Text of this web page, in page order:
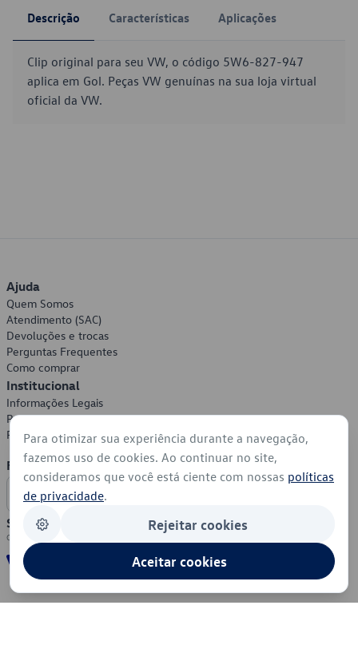
Descrição Características Aplicações
Clip original para seu VW, o código 5W6-827-947
aplica em Gol. Peças VW genuínas na sua loja virtual
oficial da VW.
Ajuda
Quem Somos
Atendimento (SAC)
Devoluções e trocas
Perguntas Frequentes
Como comprar
Institucional
Informações Legais
Política de Privacidade
Política de Cookies
Formas de Pagamento
Segurança
Para otimizar sua experiência durante a navegação,
fazemos uso de cookies. Ao continuar no site,
consideramos que você está ciente com nossas políticas
de privacidade.
Rejeitar cookies
Aceitar cookies